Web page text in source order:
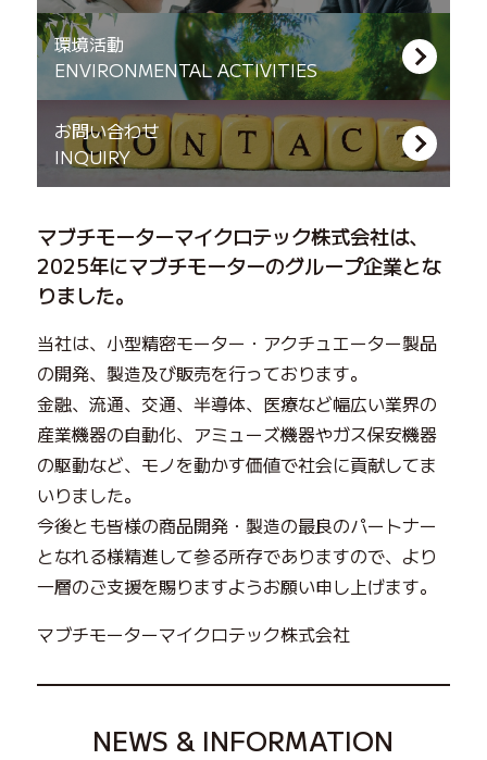
環境活動
ENVIRONMENTALACTIVITIES
お問い合わせ
INQUIRY
マブチモーターマイクロテック株式会社は、
2025年にマブチモーターのグループ企業とな
りました。
当社は、小型精密モーター・アクチュエーター製品
の開発、製造及び販売を行っております。
金融、流通、交通、半導体、医療など幅広い業界の
産業機器の自動化、アミューズ機器やガス保安機器
の駆動など、 モノを動かす価値で社会に貢献してま
いりました。
今後とも皆様の商品開発・製造の最良のパートナー
となれる様精進して参る所存でありますので、 より
一層のご支援を賜りますようお願い申し上げます。
マブチモーターマイクロテック株式会社
NEWS & INFORMATION